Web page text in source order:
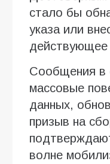
стало бы
указа или
действующее
Сообщения в
массовые
данных,
призыв на
волне